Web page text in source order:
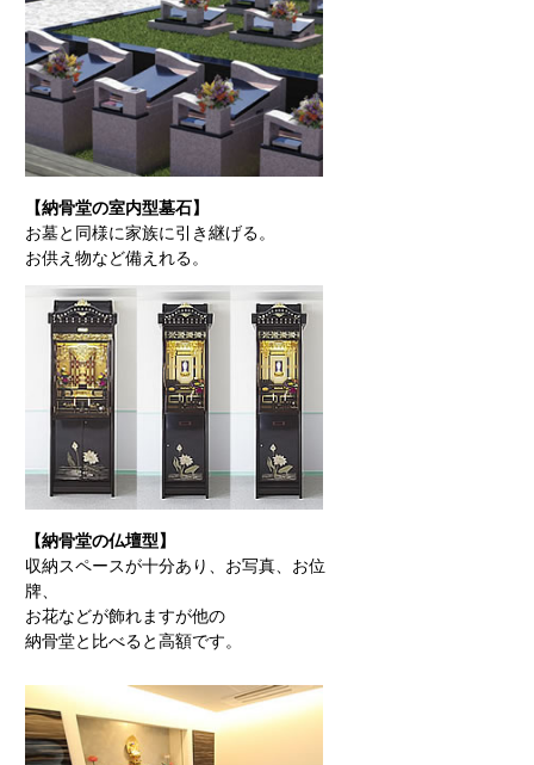
【納骨堂の室内型墓石】
お墓と同様に家族に引き継げる。
お供え物など備えれる。
【納骨堂の仏壇型】
収納スペースが十分あり、お写真、お位
牌、
お花などが飾れますが他の
納骨堂と比べると高額です。